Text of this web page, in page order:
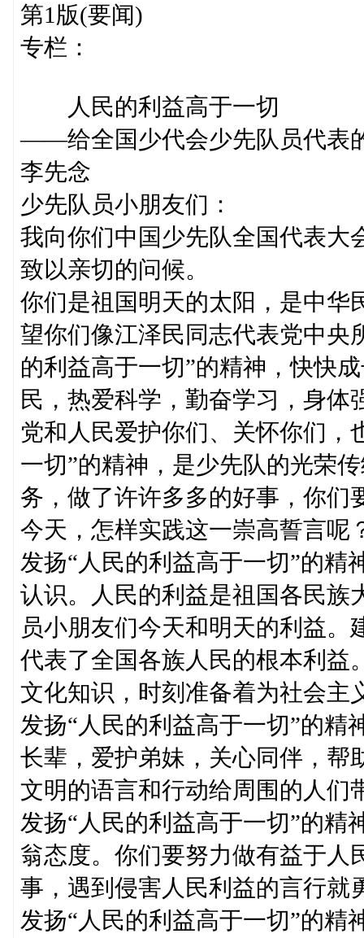
第1版(要闻)
专栏：
人民的利益高于一切
——给全国少代会少先队员代表
李先念
少先队员小朋友们：
我向你们中国少先队全国代表大
致以亲切的问候。
你们是祖国明天的太阳，是中华
望你们像江泽民同志代表党中央
的利益高于一切”的精神，快快
民，热爱科学，勤奋学习，身
党和人民爱护你们、关怀你们，
一切”的精神，是少先队的光荣
务，做了许许多多的好事，你们
今天，怎样实践这一崇高誓言呢
发扬“人民的利益高于一切”的精
认识。人民的利益是祖国各民族
员小朋友们今天和明天的利益
代表了全国各族人民的根本利益
文化知识，时刻准备着为社会主
发扬“人民的利益高于一切”的精
长辈，爱护弟妹，关心同伴，帮
文明的语言和行动给周围的人们
发扬“人民的利益高于一切”的精
翁态度。你们要努力做有益于人
事，遇到侵害人民利益的言行就
发扬“人民的利益高于一切”的精